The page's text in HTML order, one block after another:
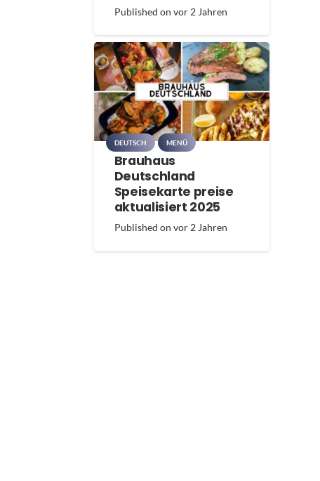
Published on vor 2 Jahren
DEUTSCH MENÜ
Brauhaus
Deutschland
Speisekarte preise
aktualisiert 2025
Published on vor 2 Jahren